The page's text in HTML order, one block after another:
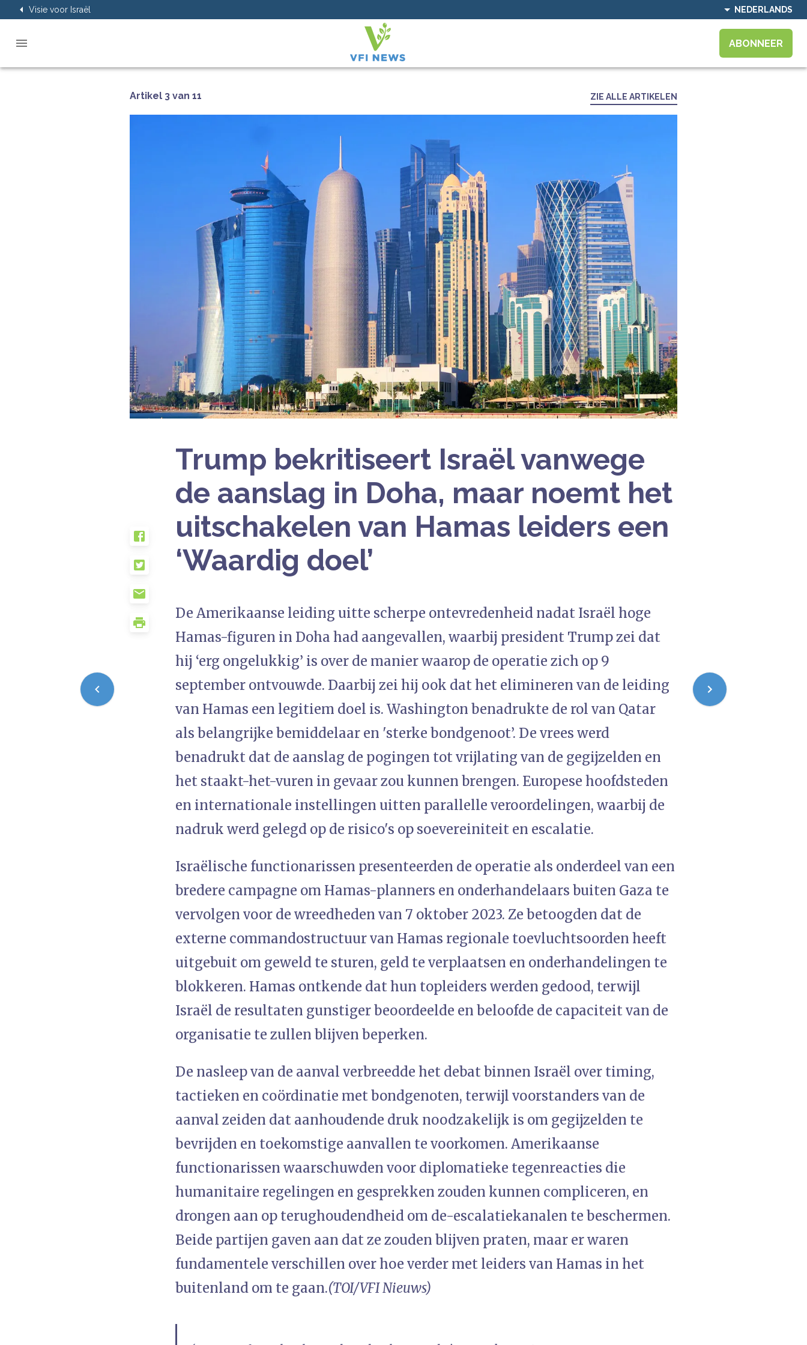
Visie voor Israël NEDERLANDS
ABONNEER
Artikel 3 van 11 ZIE ALLE ARTIKELEN
Trump bekritiseert Israël vanwege
de aanslag in Doha, maar noemt het
uitschakelen van Hamas leiders een
‘Waardig doel’
De Amerikaanse leiding uitte scherpe ontevredenheid nadat Israël hoge
Hamas-figuren in Doha had aangevallen, waarbij president Trump zei dat
hij ‘erg ongelukkig’ is over de manier waarop de operatie zich op 9
september ontvouwde. Daarbij zei hij ook dat het elimineren van de leiding
van Hamas een legitiem doel is. Washington benadrukte de rol van Qatar
als belangrijke bemiddelaar en 'sterke bondgenoot’. De vrees werd
benadrukt dat de aanslag de pogingen tot vrijlating van de gegijzelden en
het staakt-het-vuren in gevaar zou kunnen brengen. Europese hoofdsteden
en internationale instellingen uitten parallelle veroordelingen, waarbij de
nadruk werd gelegd op de risico's op soevereiniteit en escalatie.
Israëlische functionarissen presenteerden de operatie als onderdeel van een
bredere campagne om Hamas-planners en onderhandelaars buiten Gaza te
vervolgen voor de wreedheden van 7 oktober 2023. Ze betoogden dat de
externe commandostructuur van Hamas regionale toevluchtsoorden heeft
uitgebuit om geweld te sturen, geld te verplaatsen en onderhandelingen te
blokkeren. Hamas ontkende dat hun topleiders werden gedood, terwijl
Israël de resultaten gunstiger beoordeelde en beloofde de capaciteit van de
organisatie te zullen blijven beperken.
De nasleep van de aanval verbreedde het debat binnen Israël over timing,
tactieken en coördinatie met bondgenoten, terwijl voorstanders van de
aanval zeiden dat aanhoudende druk noodzakelijk is om gegijzelden te
bevrijden en toekomstige aanvallen te voorkomen. Amerikaanse
functionarissen waarschuwden voor diplomatieke tegenreacties die
humanitaire regelingen en gesprekken zouden kunnen compliceren, en
drongen aan op terughoudendheid om de-escalatiekanalen te beschermen.
Beide partijen gaven aan dat ze zouden blijven praten, maar er waren
fundamentele verschillen over hoe verder met leiders van Hamas in het
buitenland om te gaan.(TOI/VFI Nieuws)